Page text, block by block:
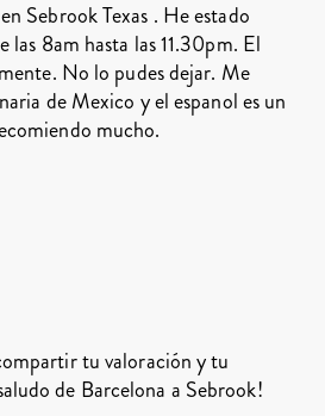
Sebrook Texas . He estado
las 8am hasta las 11.30pm. El
No lo pudes dejar. Me
de Mexico y el espanol es un
mucho.
tu valoración y tu
de Barcelona a Sebrook!